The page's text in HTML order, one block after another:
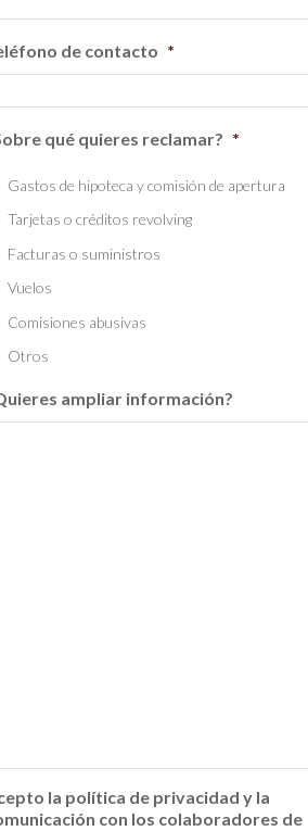
de contacto *
qué quieres reclamar? *
Gastos de hipoteca y comisión de apertura
Tarjetas o créditos revolving
Facturas o suministros
Vuelos
Comisiones abusivas
Otros
ampliar información?
la política de privacidad y la
con los colaboradores de